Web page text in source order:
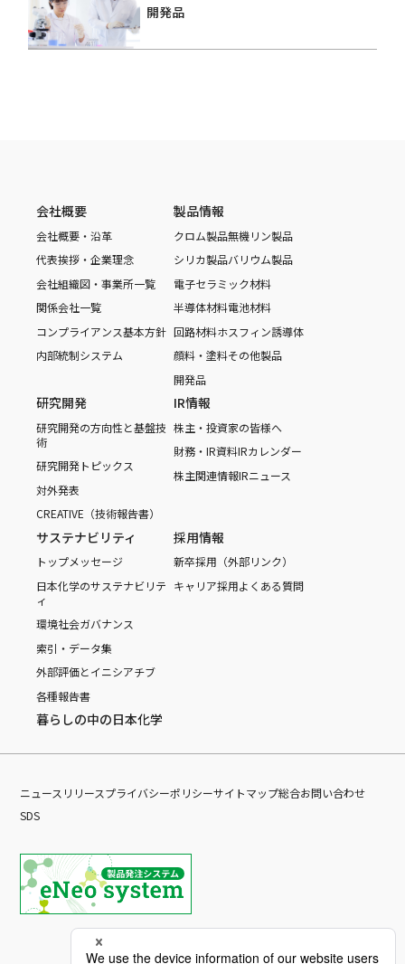
開発品
会社概要
会社概要・沿革
代表挨拶・企業理念
会社組織図・事業所一覧
関係会社一覧
コンプライアンス基本方針
内部統制システム
製品情報
クロム製品無機リン製品
シリカ製品バリウム製品
電子セラミック材料
半導体材料電池材料
回路材料ホスフィン誘導体
顔料・塗料その他製品
開発品
研究開発
研究開発の方向性と基盤技
術
研究開発トピックス
対外発表
CREATIVE（技術報告書）
IR情報
株主・投資家の皆様へ
財務・IR資料IRカレンダー
株主関連情報IRニュース
サステナビリティ
トップメッセージ
日本化学のサステナビリテ
ィ
環境社会ガバナンス
索引・データ集
外部評価とイニシアチブ
各種報告書
採用情報
新卒採用（外部リンク）
キャリア採用よくある質問
暮らしの中の日本化学
ニュースリリースプライバシーポリシーサイトマップ総合お問い合わせ
SDS